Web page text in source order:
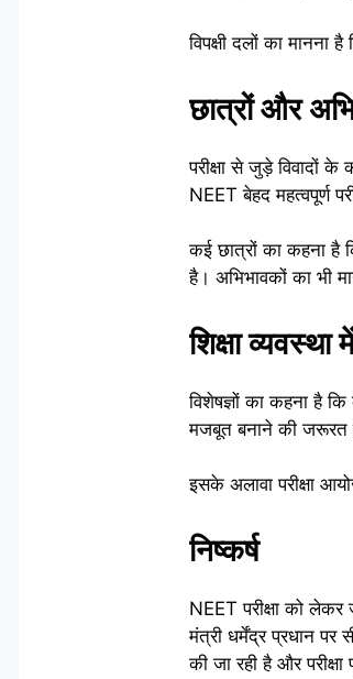
विपक्षी दलों का मानना
छात्रों और
परीक्षा से जुड़े विवादों
NEET बेहद महत्वपूर्ण
कई छात्रों का कहना है
है। अभिभावकों का भी
शिक्षा
विशेषज्ञों का कहना है
मजबूत बनाने की जरूरत
इसके अलावा परीक्षा
निष्कर्ष
NEET परीक्षा को लेकर
मंत्री धर्मेंद्र प्रधान
की जा रही है और